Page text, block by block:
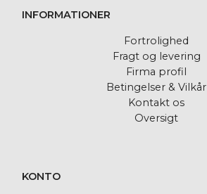
INFORMATIONER
Fortrolighed
Fragt og levering
Firma profil
Betingelser & Vilkår
Kontakt os
Oversigt
KONTO